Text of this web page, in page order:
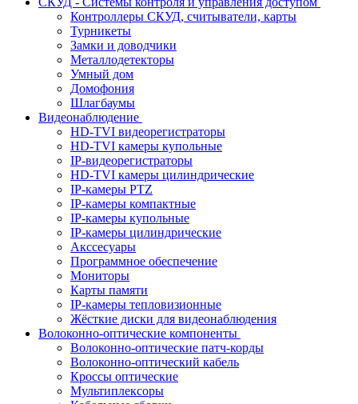
Контроллеры СКУД, считыватели, карты
Турникеты
Замки и доводчики
Металлодетекторы
Умный дом
Домофония
Шлагбаумы
Видеонаблюдение
HD-TVI видеорегистраторы
HD-TVI камеры купольные
IP-видеорегистраторы
HD-TVI камеры цилиндрические
IP-камеры PTZ
IP-камеры компактные
IP-камеры купольные
IP-камеры цилиндрические
Акссесуары
Программное обеспечение
Мониторы
Карты памяти
IP-камеры тепловизионные
Жёсткие диски для видеонаблюдения
Волоконно-оптические компоненты
Волоконно-оптические патч-корды
Волоконно-оптический кабель
Кроссы оптические
Мультиплексоры